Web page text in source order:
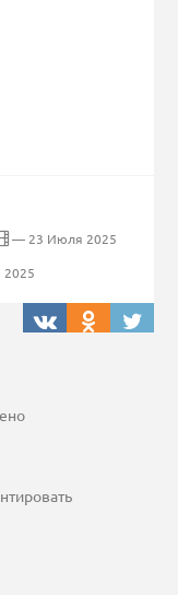
— 23 Июля 2025